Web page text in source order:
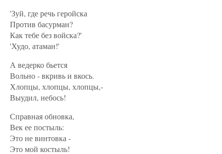
'Зуй, где речь геройска
Против басурман?
Как тебе без войска?'
'Худо, атаман!'
А ведерко бьется
Вольно - вкривь и вкось.
Хлопцы, хлопцы, хлопцы,-
Выудил, небось!
Справная обновка,
Век ее постыль:
Это не винтовка -
Это мой костыль!